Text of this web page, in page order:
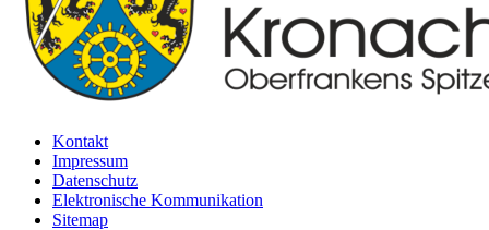
Kontakt
Impressum
Datenschutz
Elektronische Kommunikation
Sitemap